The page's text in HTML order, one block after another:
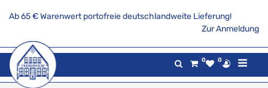
Ab 65 € Warenwert portofreie deutschlandweite Lieferung!
Zur Anmeldung
0 0